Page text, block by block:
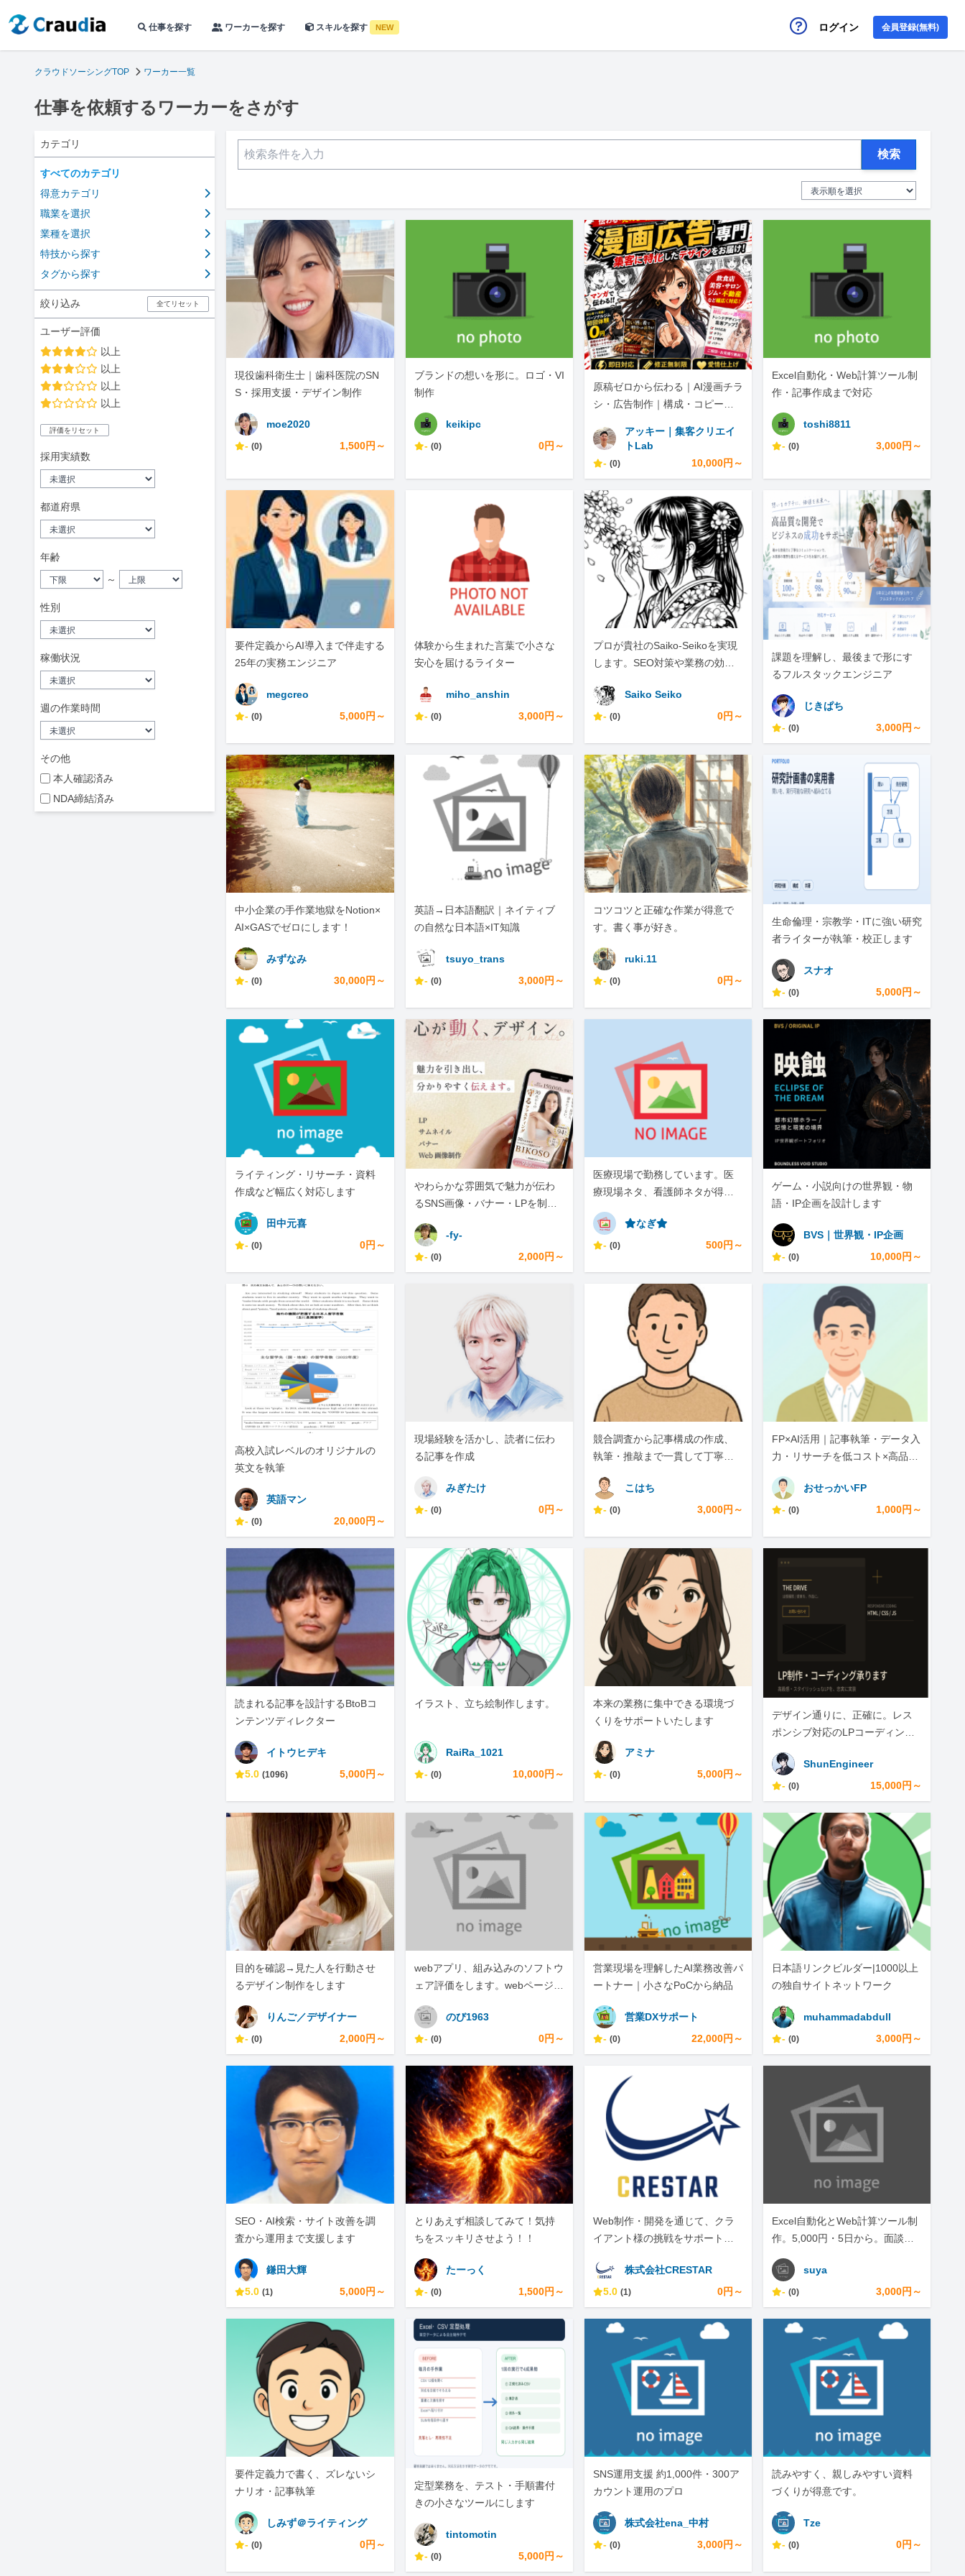
仕事を探す ワーカーを探す スキルを探す NEW ログイン 会員登録(無料)
クラウドソーシングTOP ワーカー一覧
仕事を依頼するワーカーをさがす
カテゴリ
すべてのカテゴリ
得意カテゴリ
職業を選択
業種を選択
特技から探す
タグから探す
絞り込み 全てリセット
ユーザー評価
以上
以上
以上
以上
評価をリセット
採用実績数
都道府県
年齢
～
性別
稼働状況
週の作業時間
その他
本人確認済み
NDA締結済み
検索
現役歯科衛生士｜歯科医院のSN
S・採用支援・デザイン制作
moe2020
- (0) 1,500円～
ブランドの想いを形に。ロゴ・VI
制作
keikipc
- (0) 0円～
原稿ゼロから伝わる｜AI漫画チラ
シ・広告制作｜構成・コピー・S
アッキー｜集客クリエイ
トLab
- (0) 10,000円～
Excel自動化・Web計算ツール制
作・記事作成まで対応
toshi8811
- (0) 3,000円～
要件定義からAI導入まで伴走する
25年の実務エンジニア
megcreo
- (0) 5,000円～
体験から生まれた言葉で小さな
安心を届けるライター
miho_anshin
- (0) 3,000円～
プロが貴社のSaiko-Seikoを実現
します。SEO対策や業務の効率
い。
Saiko Seiko
- (0) 0円～
課題を理解し、最後まで形にす
るフルスタックエンジニア
じきぱち
- (0) 3,000円～
中小企業の手作業地獄をNotion×
AI×GASでゼロにします！
みずなみ
- (0) 30,000円～
英語→日本語翻訳｜ネイティブ
の自然な日本語×IT知識
tsuyo_trans
- (0) 3,000円～
コツコツと正確な作業が得意で
す。書く事が好き。
ruki.11
- (0) 0円～
生命倫理・宗教学・ITに強い研究
者ライターが執筆・校正します
スナオ
- (0) 5,000円～
ライティング・リサーチ・資料
作成など幅広く対応します
田中元喜
- (0) 0円～
やわらかな雰囲気で魅力が伝わ
るSNS画像・バナー・LPを制作
-fy-
- (0) 2,000円～
医療現場で勤務しています。医
療現場ネタ、看護師ネタが得意
⭐︎なぎ⭐︎
- (0) 500円～
ゲーム・小説向けの世界観・物
語・IP企画を設計します
BVS｜世界観・IP企画
- (0) 10,000円～
高校入試レベルのオリジナルの
英文を執筆
英語マン
- (0) 20,000円～
現場経験を活かし、読者に伝わ
る記事を作成
みぎたけ
- (0) 0円～
競合調査から記事構成の作成、
執筆・推敲まで一貫して丁寧に
こはち
- (0) 3,000円～
FP×AI活用｜記事執筆・データ入
力・リサーチを低コスト×高品質
おせっかいFP
- (0) 1,000円～
読まれる記事を設計するBtoBコ
ンテンツディレクター
イトウヒデキ
5.0 (1096) 5,000円～
イラスト、立ち絵制作します。
RaiRa_1021
- (0) 10,000円～
本来の業務に集中できる環境づ
くりをサポートいたします
アミナ
- (0) 5,000円～
デザイン通りに、正確に。レス
ポンシブ対応のLPコーディング
ShunEngineer
- (0) 15,000円～
目的を確認→見た人を行動させ
るデザイン制作をします
りんご／デザイナー
- (0) 2,000円～
webアプリ、組み込みのソフトウ
ェア評価をします。webページの
のび1963
- (0) 0円～
営業現場を理解したAI業務改善パ
ートナー｜小さなPoCから納品
営業DXサポート
- (0) 22,000円～
日本語リンクビルダー|1000以上
の独自サイトネットワーク
muhammadabdull
- (0) 3,000円～
SEO・AI検索・サイト改善を調
査から運用まで支援します
鎌田大輝
5.0 (1) 5,000円～
とりあえず相談してみて！気持
ちをスッキリさせよう！！
たーっく
- (0) 1,500円～
Web制作・開発を通じて、クラ
イアント様の挑戦をサポートし
株式会社CRESTAR
5.0 (1) 0円～
Excel自動化とWeb計算ツール制
作。5,000円・5日から。面談な
suya
- (0) 3,000円～
要件定義力で書く、ズレないシ
ナリオ・記事執筆
しみず＠ライティング
- (0) 0円～
定型業務を、テスト・手順書付
きの小さなツールにします
tintomotin
- (0) 5,000円～
SNS運用支援 約1,000件・300ア
カウント運用のプロ
株式会社ena_中村
- (0) 3,000円～
読みやすく、親しみやすい資料
づくりが得意です。
Tze
- (0) 0円～